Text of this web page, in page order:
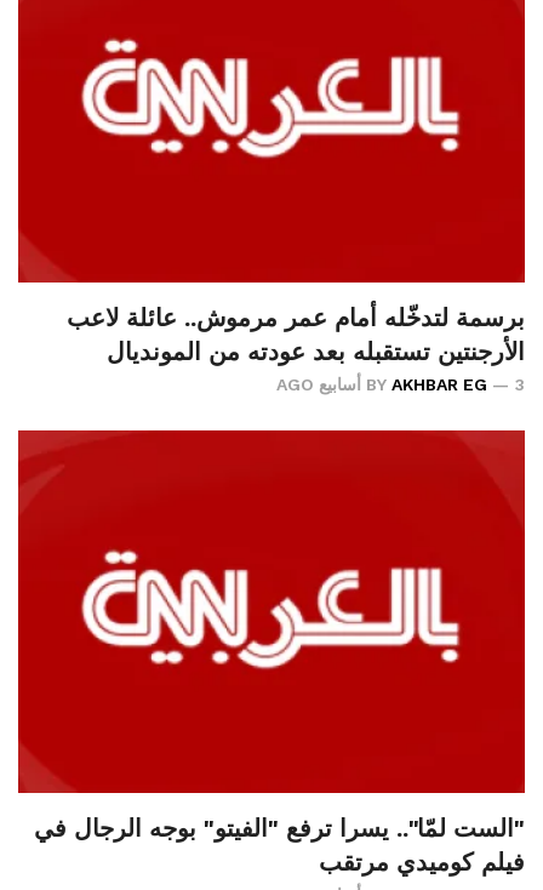
برسمة لتدخّله أمام عمر مرموش.. عائلة لاعب
الأرجنتين تستقبله بعد عودته من المونديال
BY AKHBAR EG 3 أسابيع AGO
"الست لمّا".. يسرا ترفع "الفيتو" بوجه الرجال في
فيلم كوميدي مرتقب